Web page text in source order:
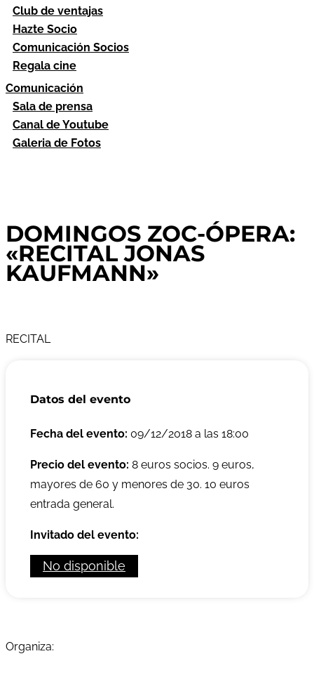
Club de ventajas
Hazte Socio
Comunicación Socios
Regala cine
Comunicación
Sala de prensa
Canal de Youtube
Galeria de Fotos
DOMINGOS ZOC-ÓPERA:
«RECITAL JONAS
KAUFMANN»
RECITAL
Datos del evento
Fecha del evento: 09/12/2018 a las 18:00
Precio del evento: 8 euros socios. 9 euros,
mayores de 60 y menores de 30. 10 euros
entrada general.
Invitado del evento:
No disponible
Organiza: